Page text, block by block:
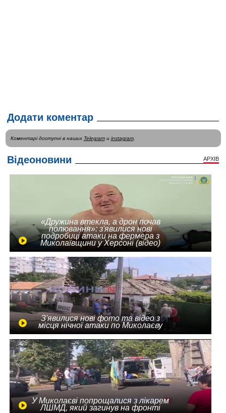
Додати коментар
Коментарі доступні в наших Telegramи instagram.
Відеоновини АРХІВ
«Дружина втекла, а дрон почав
полювання»: з'явилися нові
подробиці атаки на фермера з
Миколаївщини у Херсоні (відео)
З'явилися нові фото та відео з
місця нічної атаки по Миколаєву
У Миколаєві попрощалися з лікарем
ЛШМД, який загинув на фронті